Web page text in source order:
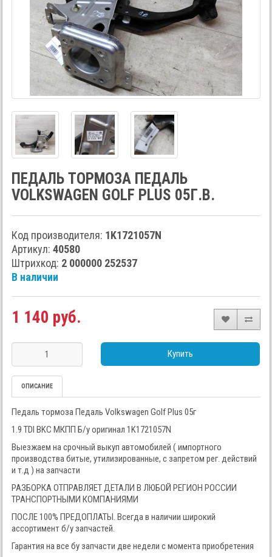
ПЕДАЛЬ ТОРМОЗА ПЕДАЛЬ
VOLKSWAGEN GOLF PLUS 05Г.В.
Код производителя: 1K1721057N
Артикул:40580
Штрихкод: 2 000000 252537
В наличии
1 140 руб.
Купить
ОПИСАНИЕ
Педаль тормоза Педаль Volkswagen Golf Plus 05г
1.9 TDI BKC МКПП Б/у оригинал 1K1721057N
Выезжаем на срочный выкуп автомобилей ( импортного
производства битые, утилизированные, с запретом рег. действий
и т.д ) на запчасти
РАЗБОРКА ОТПРАВЛЯЕТ ДЕТАЛИ В ЛЮБОЙ РЕГИОН РОССИИ
ТРАНСПОРТНЫМИ КОМПАНИЯМИ
ПОСЛЕ 100% ПРЕДОПЛАТЫ. Всегда в наличии широкий
ассортимент б/у запчастей.
Гарантия на все бу запчасти две недели с момента приобретения